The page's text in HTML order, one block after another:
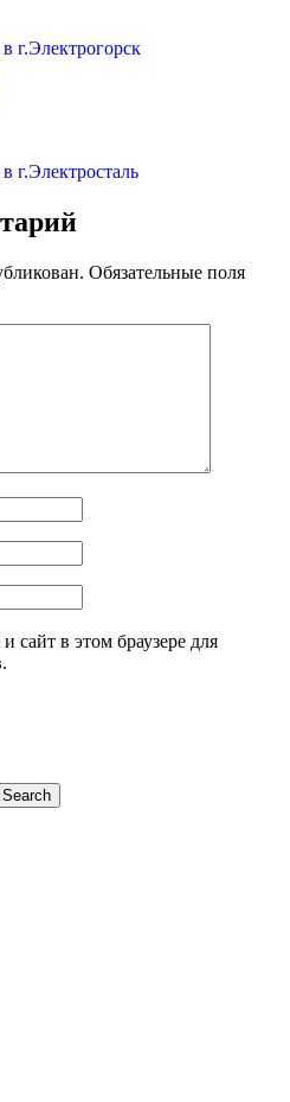
г.Электрогорск
г.Электросталь
Обязательные поля
сайт в этом браузере для
Search